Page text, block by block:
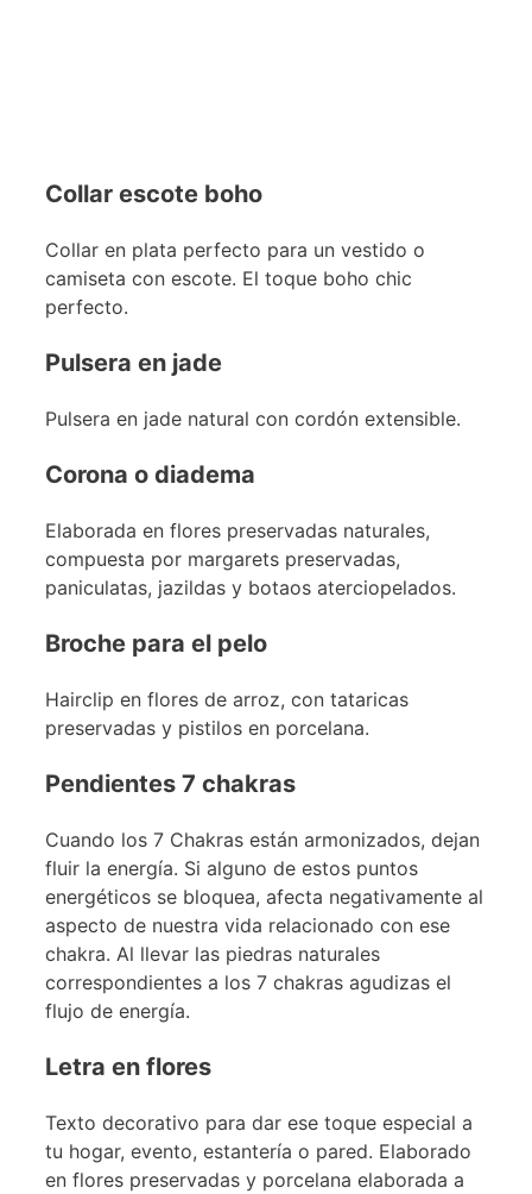
Collar escote boho
Collar en plata perfecto para un vestido o
camiseta con escote. El toque boho chic
perfecto.
Pulsera en jade
Pulsera en jade natural con cordón extensible.
Corona o diadema
Elaborada en flores preservadas naturales,
compuesta por margarets preservadas,
paniculatas, jazildas y botaos aterciopelados.
Broche para el pelo
Hairclip en flores de arroz, con tataricas
preservadas y pistilos en porcelana.
Pendientes 7 chakras
Cuando los 7 Chakras están armonizados, dejan
fluir la energía. Si alguno de estos puntos
energéticos se bloquea, afecta negativamente al
aspecto de nuestra vida relacionado con ese
chakra. Al llevar las piedras naturales
correspondientes a los 7 chakras agudizas el
flujo de energía.
Letra en flores
Texto decorativo para dar ese toque especial a
tu hogar, evento, estantería o pared. Elaborado
en flores preservadas y porcelana elaborada a